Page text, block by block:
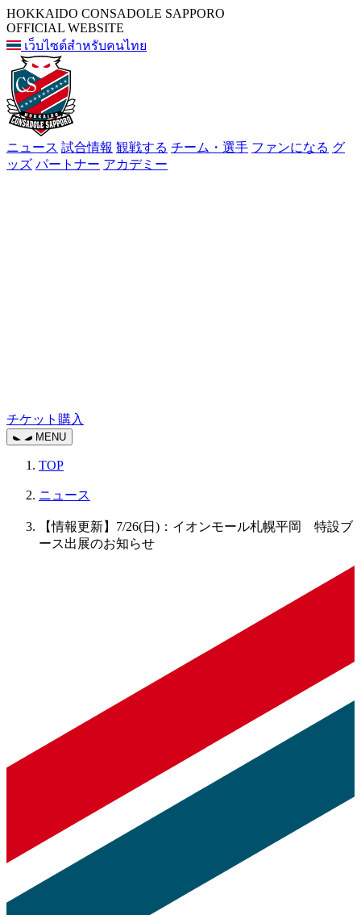
HOKKAIDO CONSADOLE SAPPORO
OFFICIAL WEBSITE
เว็บไซต์สำหรับคนไทย
ニュース 試合情報 観戦する チーム・選手 ファンになる グ
ッズ パートナー アカデミー
チケット購入
MENU
TOP
ニュース
【情報更新】7/26(日)：イオンモール札幌平岡 特設ブ
ース出展のお知らせ